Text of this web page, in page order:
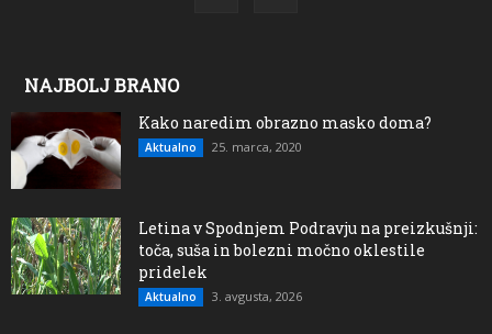
NAJBOLJ BRANO
Kako naredim obrazno masko doma?
Aktualno 25. marca, 2020
Letina v Spodnjem Podravju na preizkušnji:
toča, suša in bolezni močno oklestile
pridelek
Aktualno 3. avgusta, 2026